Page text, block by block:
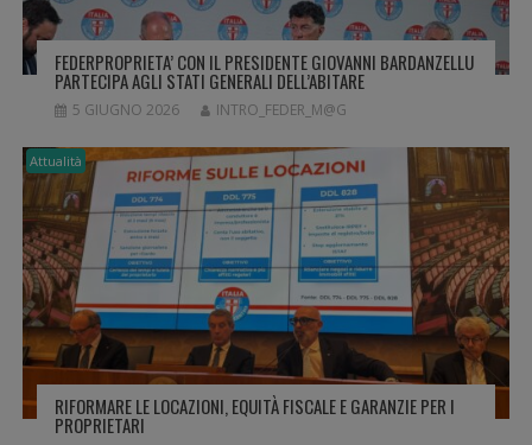
O
L FEDERPROPRIETA’ CON IL PRESIDENTE GIOVANNI BARDANZELLU
PARTECIPA AGLI STATI GENERALI DELL’ABITARE
5 GIUGNO 2026 INTRO_FEDER_M@G
Attualità
RIFORMARE LE LOCAZIONI, EQUITÀ FISCALE E GARANZIE PER I
PROPRIETARI